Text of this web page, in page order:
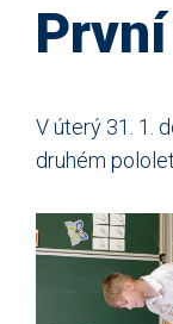
V úterý 31. 1.
druhém